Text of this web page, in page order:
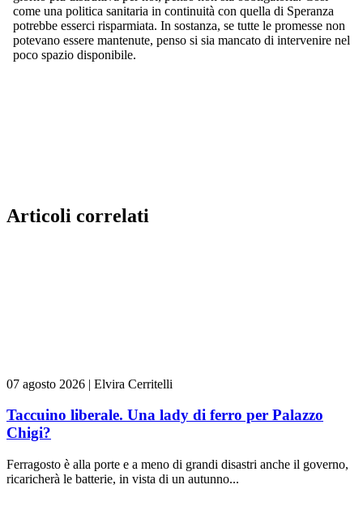
Articoli correlati
07 agosto 2026 | Elvira Cerritelli
Taccuino liberale. Una lady di ferro per Palazzo
Chigi?
Ferragosto è alla porte e a meno di grandi disastri anche il governo,
ricaricherà le batterie, in vista di un autunno...